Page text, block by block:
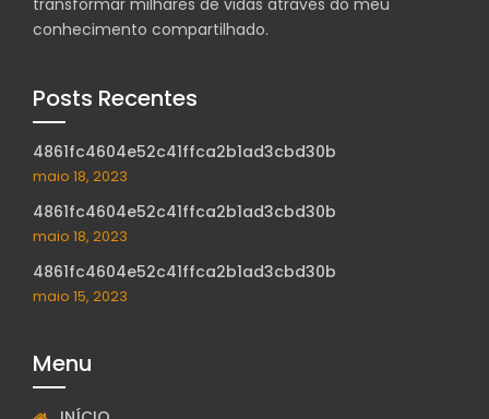
conhecimento compartilhado.
Posts Recentes
4861fc4604e52c41ffca2b1ad3cbd30b
maio 18, 2023
4861fc4604e52c41ffca2b1ad3cbd30b
maio 18, 2023
4861fc4604e52c41ffca2b1ad3cbd30b
maio 15, 2023
Menu